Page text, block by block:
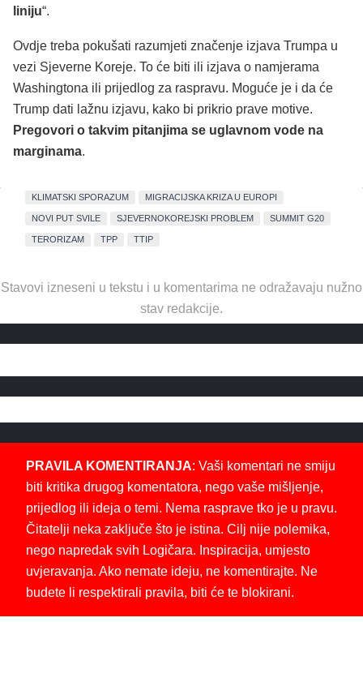
liniju“.
Ovdje treba pokušati razumjeti značenje izjava Trumpa u
vezi Sjeverne Koreje. To će biti ili izjava o namjerama
Washingtona ili prijedlog za raspravu. Moguće je i da će
Trump dati lažnu izjavu, kako bi prikrio prave motive.
Pregovori o takvim pitanjima se uglavnom vode na
marginama.
KLIMATSKI SPORAZUM MIGRACIJSKA KRIZA U EUROPI
NOVI PUT SVILE SJEVERNOKOREJSKI PROBLEM SUMMIT G20
TERORIZAM TPP TTIP
Stavovi izneseni u tekstu i u komentarima ne odražavaju nužno
stav redakcije.
PRAVILA KOMENTIRANJA: Vaši komentari ne smiju
biti kritika drugog komentatora, nego vaše mišljenje,
prijedlog ili ideja o temi. Nema rasprave tko je u pravu.
Čitatelji neka zaključe što je istina. Cilj nije polemika,
nego napredak svih Logičara. Inspiracija, umjesto
uvjeravanja. Ako nemate ideju, ne komentirajte. Ne
budete li respektirali pravila, biti će te blokirani.